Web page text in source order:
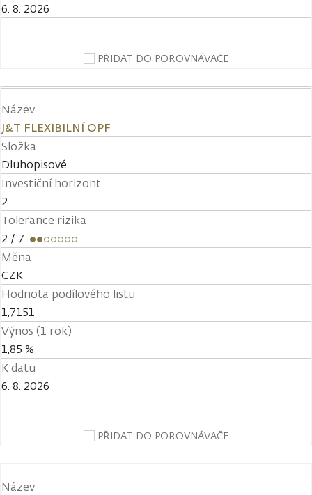
6. 8. 2026
PŘIDAT DO POROVNÁVAČE
Název
J&T FLEXIBILNÍ OPF
Složka
Dluhopisové
Investiční horizont
2
Tolerance rizika
2 / 7
Měna
CZK
Hodnota podílového listu
1,7151
Výnos (1 rok)
1,85 %
K datu
6. 8. 2026
PŘIDAT DO POROVNÁVAČE
Název